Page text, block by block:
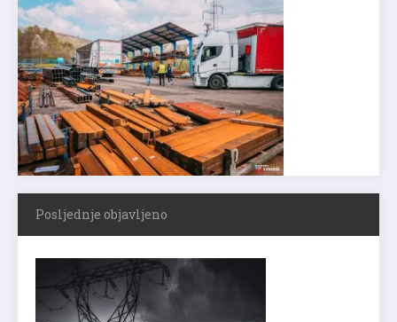
Posljednje objavljeno